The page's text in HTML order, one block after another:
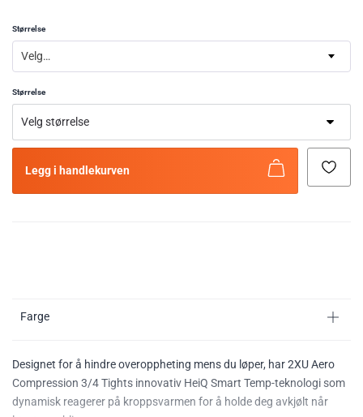
Størrelse
Velg…
Størrelse
Legg i handlekurven
Farge
Designet for å hindre overoppheting mens du løper, har 2XU Aero
Compression 3/4 Tights innovativ HeiQ Smart Temp-teknologi som
dynamisk reagerer på kroppsvarmen for å holde deg avkjølt når